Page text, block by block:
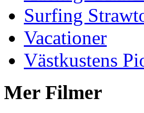
Surfing
Vacationer
Västkustens
Mer Filmer